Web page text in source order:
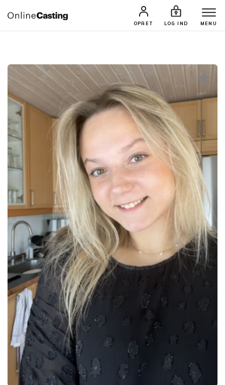
OPRET LOG IND MENU
CASTINGS & JOBS SØG PROFIL